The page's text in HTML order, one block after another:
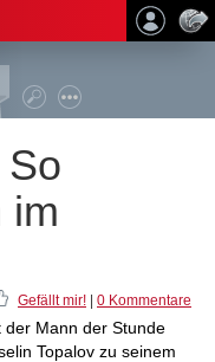
im
Gefällt mir! 0 Kommentare
der Mann der Stunde
Topalov zu seinem